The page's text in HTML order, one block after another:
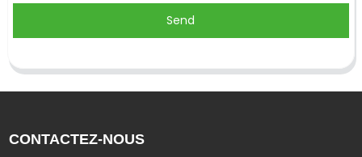
Send
CONTACTEZ-NOUS